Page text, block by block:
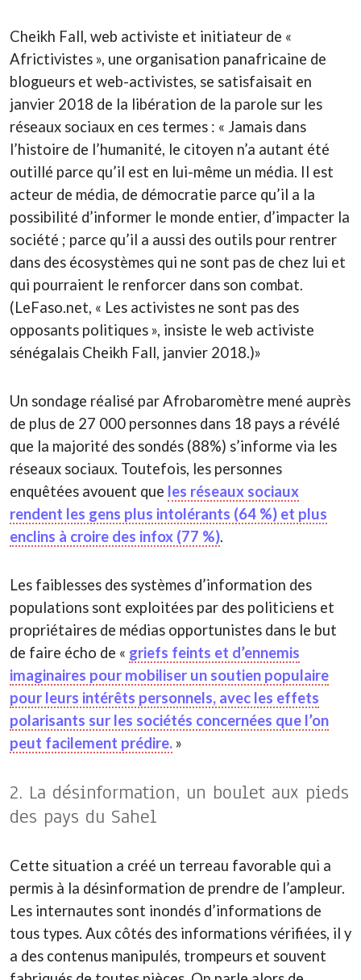
Cheikh Fall, web activiste et initiateur de «
Africtivistes », une organisation panafricaine de
blogueurs et web-activistes, se satisfaisait en
janvier 2018 de la libération de la parole sur les
réseaux sociaux en ces termes : « Jamais dans
l’histoire de l’humanité, le citoyen n’a autant été
outillé parce qu’il est en lui-même un média. Il est
acteur de média, de démocratie parce qu’il a la
possibilité d’informer le monde entier, d’impacter la
société ; parce qu’il a aussi des outils pour rentrer
dans des écosystèmes qui ne sont pas de chez lui et
qui pourraient le renforcer dans son combat.
(LeFaso.net, « Les activistes ne sont pas des
opposants politiques », insiste le web activiste
sénégalais Cheikh Fall, janvier 2018.)»
Un sondage réalisé par Afrobaromètre mené auprès
de plus de 27 000 personnes dans 18 pays a révélé
que la majorité des sondés (88%) s’informe via les
réseaux sociaux. Toutefois, les personnes
enquêtées avouent que les réseaux sociaux
rendent les gens plus intolérants (64 %) et plus
enclins à croire des infox (77 %).
Les faiblesses des systèmes d’information des
populations sont exploitées par des politiciens et
propriétaires de médias opportunistes dans le but
de faire écho de « griefs feints et d’ennemis
imaginaires pour mobiliser un soutien populaire
pour leurs intérêts personnels, avec les effets
polarisants sur les sociétés concernées que l’on
peut facilement prédire. »
2. La désinformation, un boulet aux pieds
des pays du Sahel
Cette situation a créé un terreau favorable qui a
permis à la désinformation de prendre de l’ampleur.
Les internautes sont inondés d’informations de
tous types. Aux côtés des informations vérifiées, il y
a des contenus manipulés, trompeurs et souvent